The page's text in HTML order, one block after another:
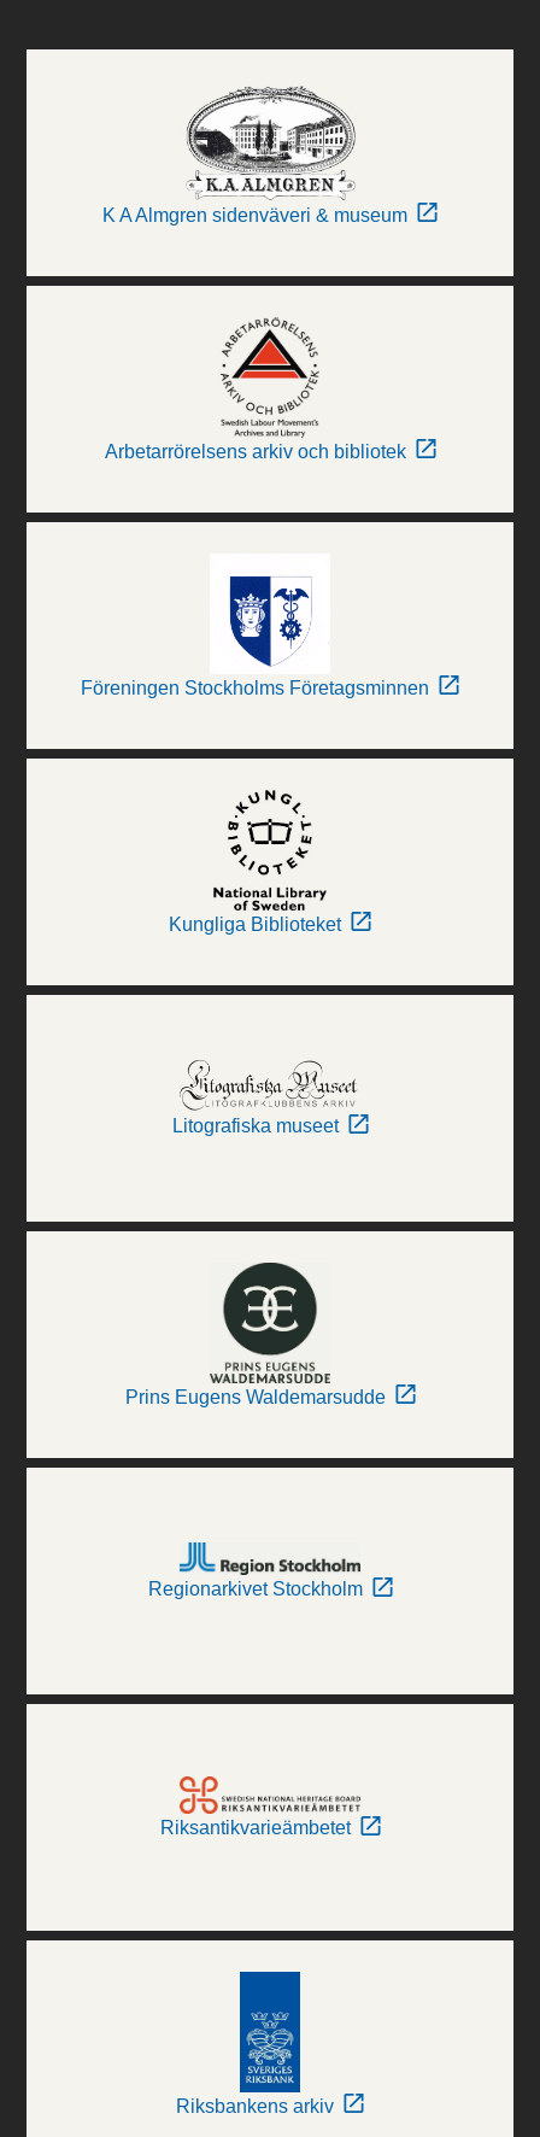
K A Almgren sidenväveri & museum
Arbetarrörelsens arkiv och bibliotek
Föreningen Stockholms Företagsminnen
Kungliga Biblioteket
Litografiska museet
Prins Eugens Waldemarsudde
Regionarkivet Stockholm
Riksantikvarieämbetet
Riksbankens arkiv